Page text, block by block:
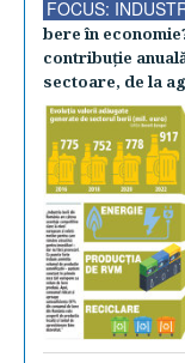
FOCUS:
bere în
contribuţie
sectoare, de la